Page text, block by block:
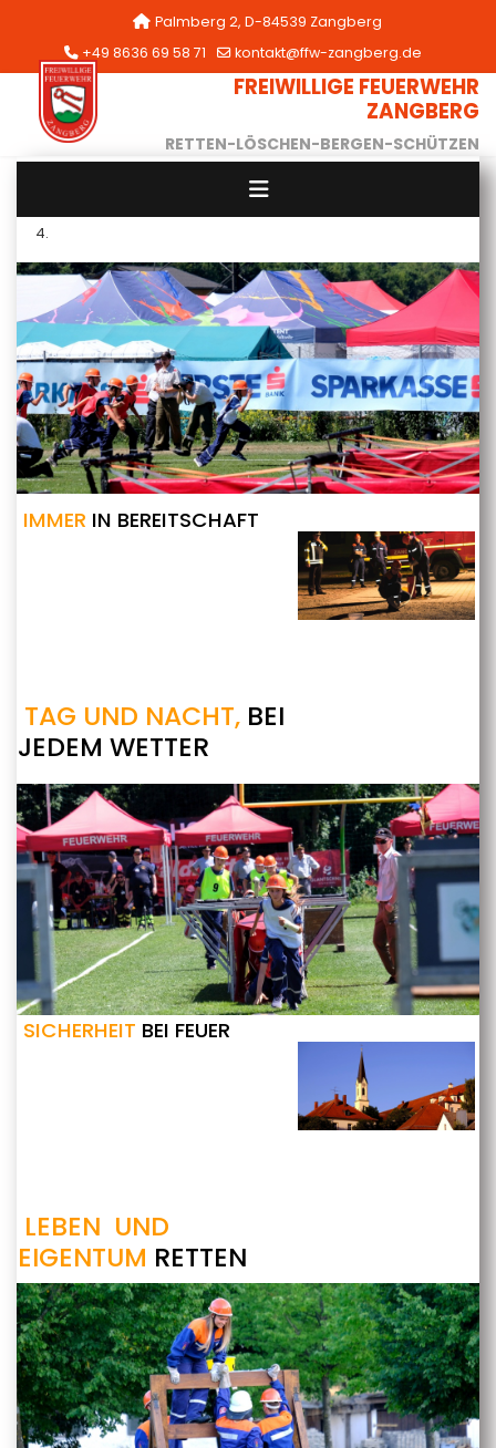
Palmberg 2, D-84539 Zangberg
+49 8636 69 58 71
kontakt@ffw-zangberg.de
FREIWILLIGE FEUERWEHR
ZANGBERG
RETTEN-LÖSCHEN-BERGEN-SCHÜTZEN
IMMER IN BEREITSCHAFT
TAG UND NACHT, BEI
JEDEM WETTER
SICHERHEIT BEI FEUER
LEBEN UND
EIGENTUM RETTEN